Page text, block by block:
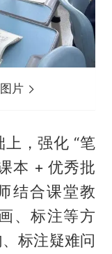
片
，强化 “笔
本 + 优秀批
结合课堂教
、标注等方
标注疑难问